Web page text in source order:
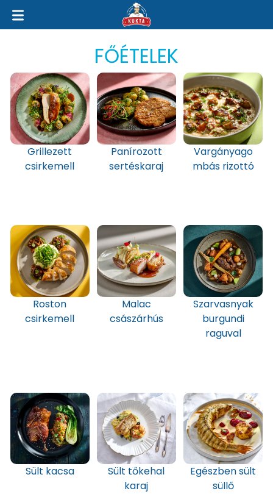
FŐÉTELEK
Grillezett
csirkemell
Panírozott
sertéskaraj
Vargányago
mbás rizottó
Roston
csirkemell
Malac
császárhús
Szarvasnyak
burgundi
raguval
Sült kacsa
Sült tőkehal
karaj
Egészben sült
süllő